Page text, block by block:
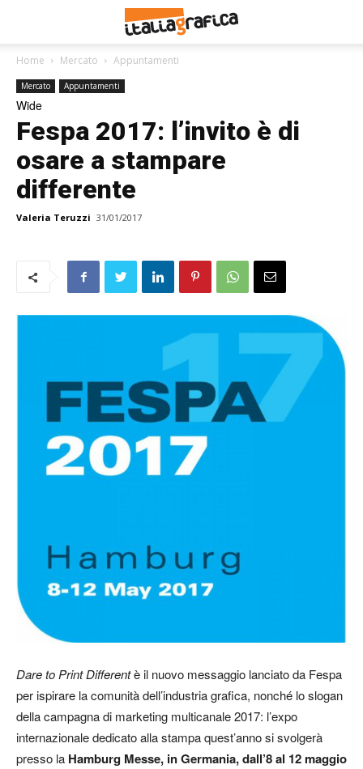
Home Mercato Appuntamenti
Mercato Appuntamenti
Wide
Fespa 2017: l’invito è di
osare a stampare
differente
Valeria Teruzzi 31/01/2017
Dare to Print Differentè il nuovo messaggio lanciato da Fespa
per ispirare la comunità dell’industria grafica, nonché lo slogan
della campagna di marketing multicanale 2017: l’expo
internazionale dedicato alla stampa quest’anno si svolgerà
presso la Hamburg Messe, in Germania, dall’8 al 12 maggio